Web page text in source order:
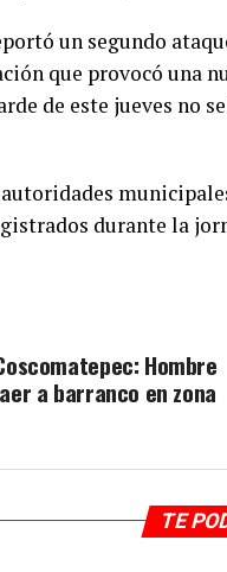
un segundo
que provocó una
de este jueves no
durante la
Hombre
a barranco en zona
TE